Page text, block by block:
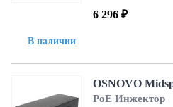
В наличии
6 296 ₽
OSNOVO
PoE Инжектор